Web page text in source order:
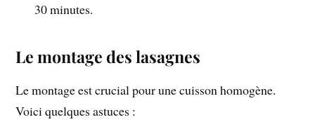
30 minutes.
Le montage des lasagnes
Le montage est crucial pour une cuisson homogène.
Voici quelques astuces :